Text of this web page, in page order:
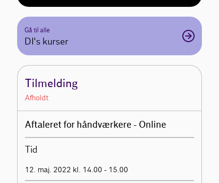
Gå til alle
DI's kurser
Tilmelding
Afholdt
Aftaleret for håndværkere - Online
Tid
12. maj. 2022 kl. 14.00 - 15.00